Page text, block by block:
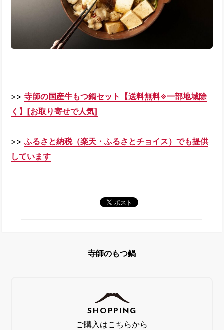
>>寺師の国産牛もつ鍋セット【送料無料※一部地域除
く】[お取り寄せで人気]
>>ふるさと納税（楽天・ふるさとチョイス）でも提供
しています
寺師のもつ鍋
SHOPPING
ご購入はこちらから